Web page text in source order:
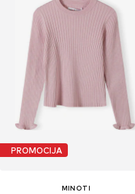
PROMOCIJA
MINOTI